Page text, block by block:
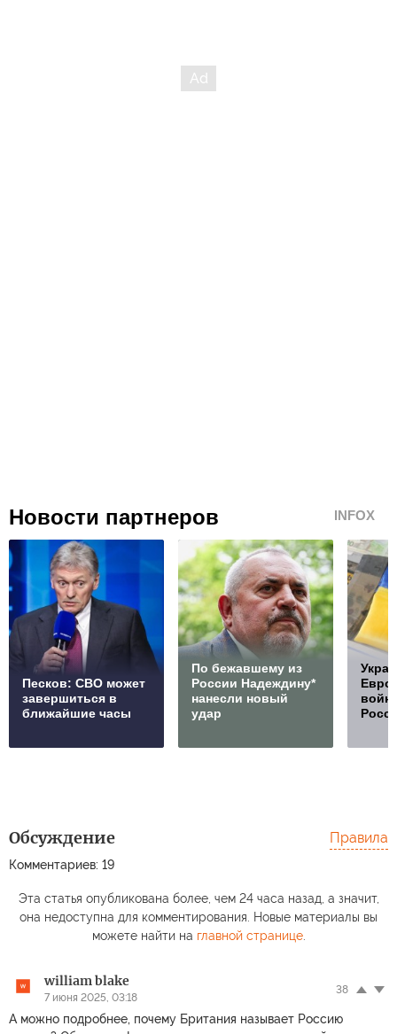
Новости партнеров INFOX
Песков: СВО может
завершиться в
ближайшие часы
По бежавшему из
России Надеждину*
нанесли новый
удар
Обсуждение
Комментариев: 19
Правила
Эта статья опубликована более, чем 24 часа назад, а значит,
она недоступна для комментирования. Новые материалы вы
можете найти на главной странице.
william blake
7 июня 2025, 03:18
38
А можно подробнее, почему Британия называет Россию